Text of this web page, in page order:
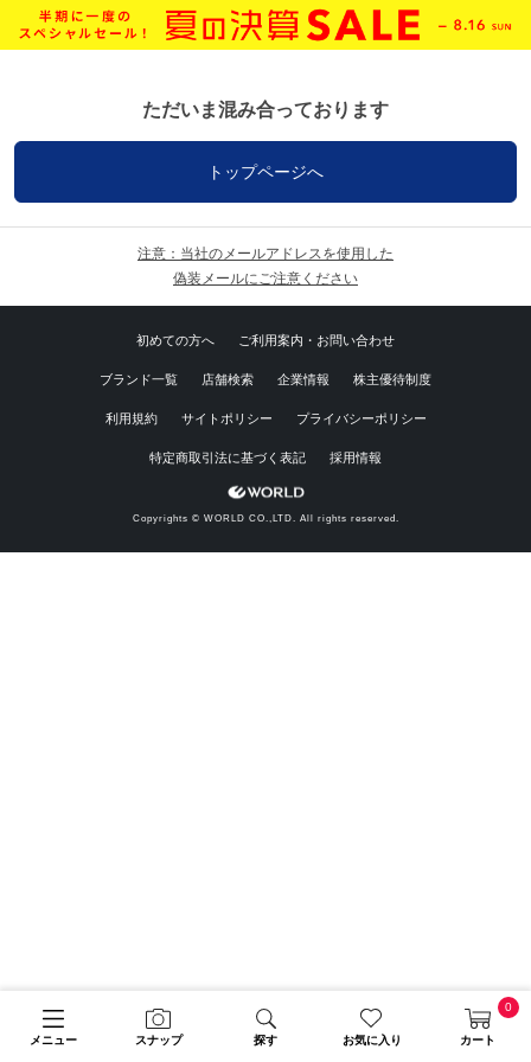
メニュー スナップ 探す お気に入り カート
0
ただいま混み合っております
トップページへ
注意：当社のメールアドレスを使用した
偽装メールにご注意ください
初めての方へ ご利用案内・お問い合わせ
ブランド一覧 店舗検索 企業情報 株主優待制度
利用規約 サイトポリシー プライバシーポリシー
特定商取引法に基づく表記 採用情報
Copyrights © WORLD CO.,LTD. All rights reserved.